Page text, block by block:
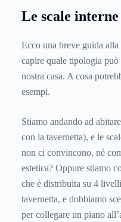
materiali da usare, le
attentamente il nostro
Le scale interne
Ecco una breve guida
capire quale tipologia può
nostra casa. A cosa
esempi.
Stiamo andando ad
con la tavernetta), e le
non ci convincono, né
estetica? Oppure stiamo
che è distribuita su 4
tavernetta, e dobbiamo
per collegare un piano